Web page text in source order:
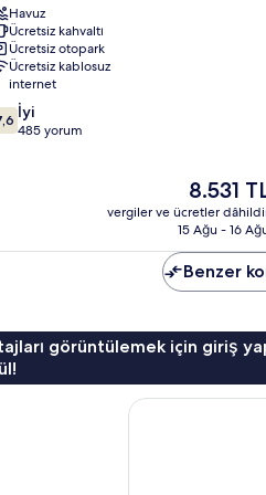
Havuz
Ücretsiz kahvaltı
Ücretsiz otopark
Ücretsiz kablosuz
internet
İyi
485 yorum
Güncel
fiyat:
8.531 TL
8.531
vergiler ve ücretler
15 Ağu - 16
Benzer
görüntülemek için giriş